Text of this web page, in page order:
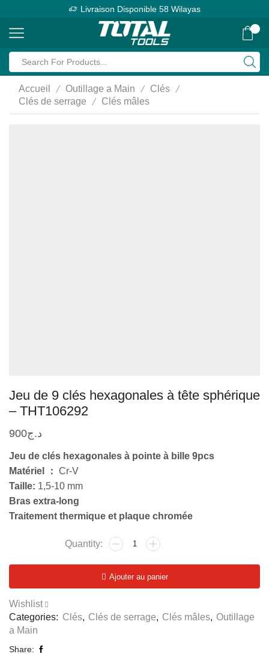
Livraison Disponible 58 Wilayas
input
Accueil / Outillage a Main / Clés /
Clés de serrage / Clés mâles
Jeu de 9 clés hexagonales à tête sphérique
– THT106292
د.ج900
Jeu de clés hexagonales à pointe à bille 9pcs
Matériel ： Cr-V
Taille: 1,5-10 mm
Bras extra-long
Traitement thermique et plaque chromée
quantité
de
hexagonales
Ajouter au panier
Wishlist
Categories: Clés, Clés de serrage, Clés mâles, Outillage
a Main
Share: